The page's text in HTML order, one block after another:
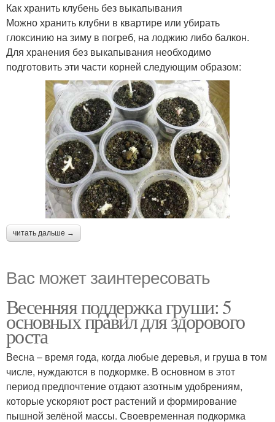
Как хранить клубень без выкапывания
Можно хранить клубни в квартире или убирать
глоксинию на зиму в погреб, на лоджию либо балкон.
Для хранения без выкапывания необходимо
подготовить эти части корней следующим образом:
читать дальше →
Вас может заинтересовать
Весенняя поддержка груши: 5
основных правил для здорового
роста
Весна – время года, когда любые деревья, и груша в том
числе, нуждаются в подкормке. В основном в этот
период предпочтение отдают азотным удобрениям,
которые ускоряют рост растений и формирование
пышной зелёной массы. Своевременная подкормка